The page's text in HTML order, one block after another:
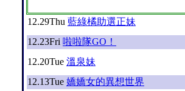
12.29Thu 藍綠橘助選正妹
12.23Fri 啦啦隊GO！
12.20Tue 溫泉妹
12.13Tue 嬌嬌女的異想世界